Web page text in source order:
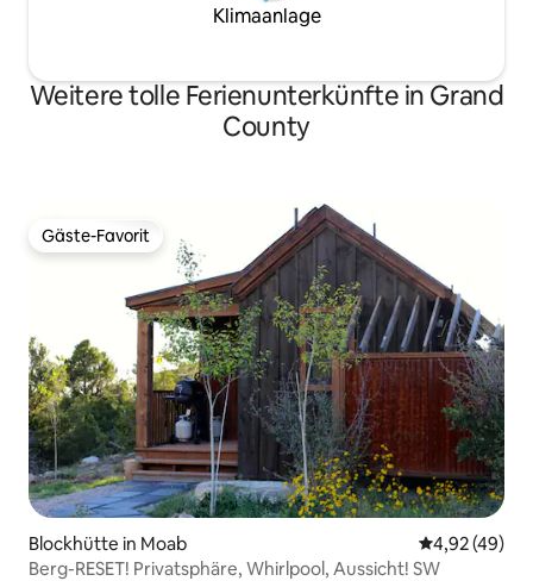
Klimaanlage
Weitere tolle Ferienunterkünfte in Grand
County
Gäste-Favorit
Gäste-Favorit
Blockhütte in Moab
4,92 (49)
Berg-RESET! Privatsphäre, Whirlpool, Aussicht! SW